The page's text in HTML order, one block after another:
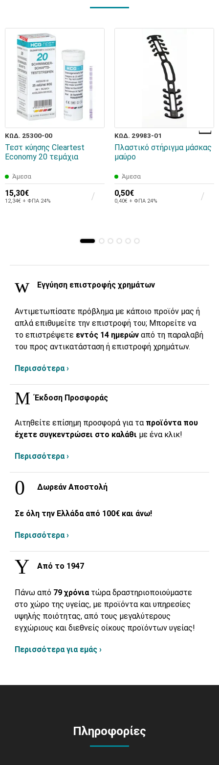
ΚΩΔ. 25300-00
Τεστ κύησης Cleartest
Economy 20 τεμάχια
Άμεσα
15,30€
12,34€ + ΦΠΑ 24%
ΚΩΔ. 29983-01
Πλαστικό στήριγμα μάσκας
μαύρο
Άμεσα
0,50€
0,40€ + ΦΠΑ 24%
Εγγύηση επιστροφής χρημάτων
Αντιμετωπίσατε πρόβλημα με κάποιο προϊόν μας ή
απλά επιθυμείτε την επιστροφή του; Μπορείτε να
το επιστρέψετε εντός 14 ημερών από τη παραλαβή
του προς αντικατάσταση ή επιστροφή χρημάτων.
Περισσότερα ›
Έκδοση Προσφοράς
Αιτηθείτε επίσημη προσφορά για τα προϊόντα που
έχετε συγκεντρώσει στο καλάθι με ένα κλικ!
Περισσότερα ›
Δωρεάν Αποστολή
Σε όλη την Ελλάδα από 100€ και άνω!
Περισσότερα ›
Από το 1947
Πάνω από 79 χρόνια τώρα δραστηριοποιούμαστε
στο χώρο της υγείας, με προϊόντα και υπηρεσίες
υψηλής ποιότητας, από τους μεγαλύτερους
εγχώριους και διεθνείς οίκους προϊόντων υγείας!
Περισσότερα για εμάς ›
Πληροφορίες